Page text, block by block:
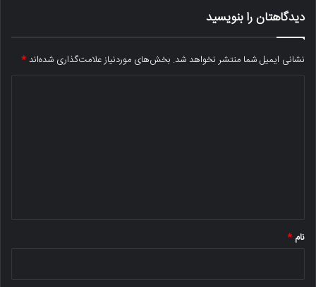
دیدگاهتان را بنویسید
نشانی ایمیل شما منتشر نخواهد شد. بخش‌های موردنیاز علامت‌گذاری شده‌اند*
نام *